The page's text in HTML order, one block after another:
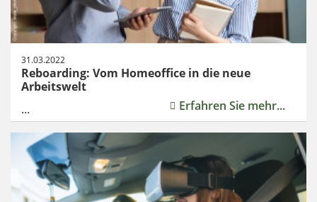
31.03.2022
Reboarding: Vom Homeoffice in die neue
Arbeitswelt
...
Erfahren Sie mehr...